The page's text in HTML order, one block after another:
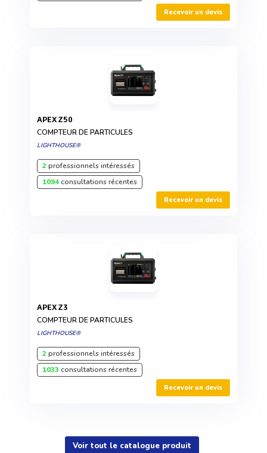
Recevoir un devis
APEX Z50
COMPTEUR DE PARTICULES
LIGHTHOUSE®
2professionnels intéressés
1094consultations récentes
Recevoir un devis
APEX Z3
COMPTEUR DE PARTICULES
LIGHTHOUSE®
2professionnels intéressés
1033 consultations récentes
Recevoir un devis
Voir tout le catalogue produit